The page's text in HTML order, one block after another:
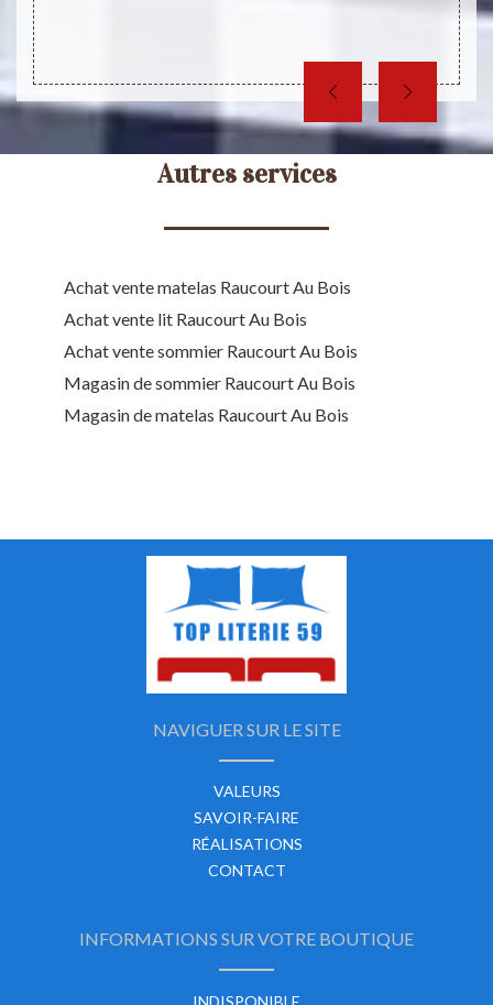
Autres services
Achat vente matelas Raucourt Au Bois
Achat vente lit Raucourt Au Bois
Achat vente sommier Raucourt Au Bois
Magasin de sommier Raucourt Au Bois
Magasin de matelas Raucourt Au Bois
NAVIGUER SUR LE SITE
VALEURS
SAVOIR-FAIRE
RÉALISATIONS
CONTACT
INFORMATIONS SUR VOTRE BOUTIQUE
INDISPONIBLE